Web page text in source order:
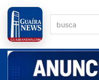
Pular
para
o
conteúdo